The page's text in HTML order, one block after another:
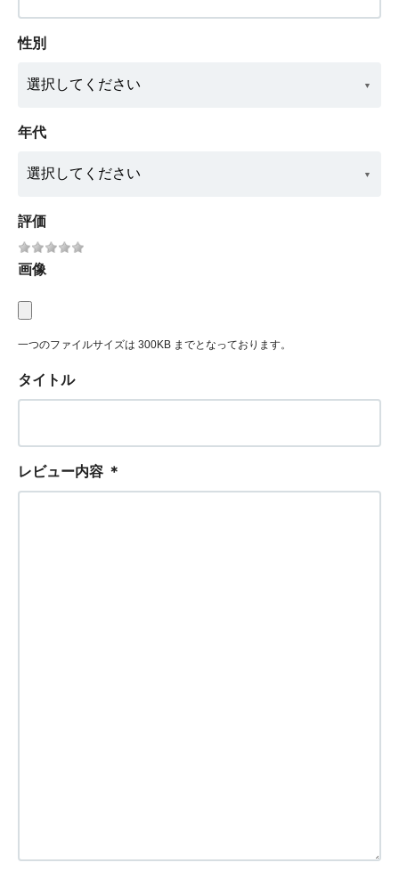
性別
年代
評価
画像
一つのファイルサイズは 300KB までとなっております。
タイトル
レビュー内容 ＊